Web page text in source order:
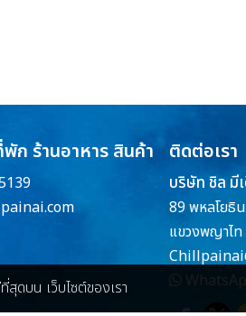
ก ร้านอาหาร สินค้า ติดต่อเรา
บริษัท ชิล มี
89 พหลโยธิ
แขวงพญาไ
สุดบน เว็บไซต์ของเรา